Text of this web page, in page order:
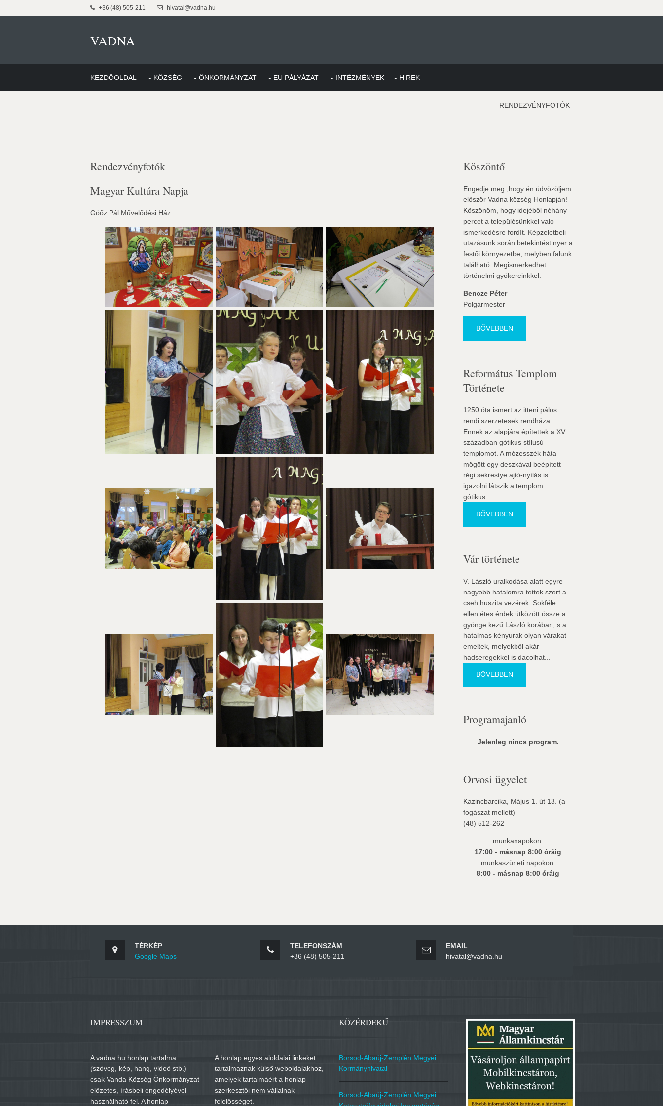
+36 (48) 505-211 hivatal@vadna.hu
VADNA
KEZDŐOLDAL KÖZSÉG ÖNKORMÁNYZAT EU PÁLYÁZAT INTÉZMÉNYEK HÍREK
RENDEZVÉNYFOTÓK
Rendezvényfotók
Magyar Kultúra Napja
Göőz Pál Művelődési Ház
Köszöntő
Engedje meg ,hogy én üdvözöljem
először Vadna község Honlapján!
Köszönöm, hogy idejéből néhány
percet a településünkkel való
ismerkedésre fordít. Képzeletbeli
utazásunk során betekintést nyer a
festői környezetbe, melyben falunk
található. Megismerkedhet
történelmi gyökereinkkel.
Bencze Péter
Polgármester
BŐVEBBEN
Református Templom
Története
1250 óta ismert az itteni pálos
rendi szerzetesek rendháza.
Ennek az alapjára építettek a XV.
században gótikus stílusú
templomot. A mózesszék háta
mögött egy deszkával beépített
régi sekrestye ajtó-nyílás is
igazolni látszik a templom
gótikus...
BŐVEBBEN
Vár története
V. László uralkodása alatt egyre
nagyobb hatalomra tettek szert a
cseh huszita vezérek. Sokféle
ellentétes érdek ütközött össze a
gyönge kezű László korában, s a
hatalmas kényurak olyan várakat
emeltek, melyekből akár
hadseregekkel is dacolhat...
BŐVEBBEN
Programajanló
Jelenleg nincs program.
Orvosi ügyelet
Kazincbarcika, Május 1. út 13. (a
fogászat mellett)
(48) 512-262
munkanapokon:
17:00 - másnap 8:00 óráig
munkaszüneti napokon:
8:00 - másnap 8:00 óráig
TÉRKÉP
Google Maps
TELEFONSZÁM
+36 (48) 505-211
EMAIL
hivatal@vadna.hu
IMPRESSZUM
A vadna.hu honlap tartalma
(szöveg, kép, hang, videó stb.)
csak Vanda Község Önkormányzat
előzetes, írásbeli engedélyével
használható fel. A honlap
A honlap egyes aloldalai linkeket
tartalmaznak külső weboldalakhoz,
amelyek tartalmáért a honlap
szerkesztői nem vállalnak
felelősséget.
KÖZÉRDEKŰ
Borsod-Abaúj-Zemplén Megyei
Kormányhivatal
Borsod-Abaúj-Zemplén Megyei